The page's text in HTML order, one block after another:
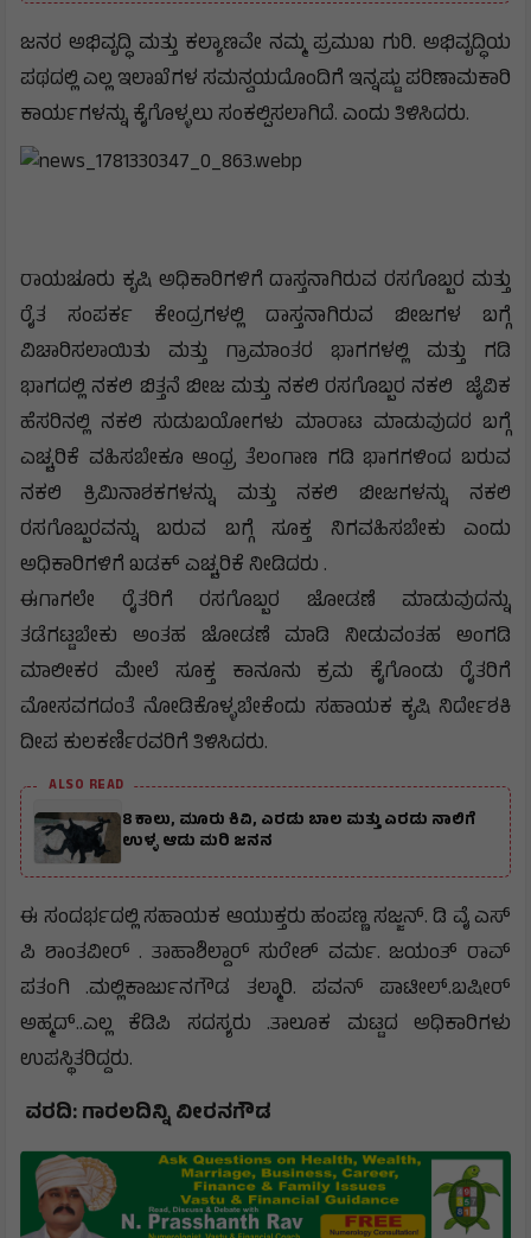
ಜನರ ಅಭಿವೃದ್ಧಿ ಮತ್ತು ಕಲ್ಯಾಣವೇ ನಮ್ಮ ಪ್ರಮುಖ ಗುರಿ. ಅಭಿವೃದ್ಧಿಯ
ಪಥದಲ್ಲಿ ಎಲ್ಲ ಇಲಾಖೆಗಳ ಸಮನ್ವಯದೊಂದಿಗೆ ಇನ್ನಷ್ಟು ಪರಿಣಾಮಕಾರಿ
ಕಾರ್ಯಗಳನ್ನು ಕೈಗೊಳ್ಳಲು ಸಂಕಲ್ಪಿಸಲಾಗಿದೆ. ಎಂದು ತಿಳಿಸಿದರು.
ರಾಯಚೂರು ಕೃಷಿ ಅಧಿಕಾರಿಗಳಿಗೆ ದಾಸ್ತನಾಗಿರುವ ರಸಗೊಬ್ಬರ ಮತ್ತು
ರೈತ ಸಂಪರ್ಕ ಕೇಂದ್ರಗಳಲ್ಲಿ ದಾಸ್ತನಾಗಿರುವ ಬೀಜಗಳ ಬಗ್ಗೆ
ವಿಚಾರಿಸಲಾಯಿತು ಮತ್ತು ಗ್ರಾಮಾಂತರ ಭಾಗಗಳಲ್ಲಿ ಮತ್ತು ಗಡಿ
ಭಾಗದಲ್ಲಿ ನಕಲಿ ಬಿತ್ತನೆ ಬೀಜ ಮತ್ತು ನಕಲಿ ರಸಗೊಬ್ಬರ ನಕಲಿ ಜೈವಿಕ
ಹೆಸರಿನಲ್ಲಿ ನಕಲಿ ಸುಡುಬಯೋಗಳು ಮಾರಾಟ ಮಾಡುವುದರ ಬಗ್ಗೆ
ಎಚ್ಚರಿಕೆ ವಹಿಸಬೇಕೂ ಆಂಧ್ರ ತೆಲಂಗಾಣ ಗಡಿ ಭಾಗಗಳಿಂದ ಬರುವ
ನಕಲಿ ಕ್ರಿಮಿನಾಶಕಗಳನ್ನು ಮತ್ತು ನಕಲಿ ಬೀಜಗಳನ್ನು ನಕಲಿ
ರಸಗೊಬ್ಬರವನ್ನು ಬರುವ ಬಗ್ಗೆ ಸೂಕ್ತ ನಿಗವಹಿಸಬೇಕು ಎಂದು
ಅಧಿಕಾರಿಗಳಿಗೆ ಖಡಕ್ ಎಚ್ಚರಿಕೆ ನೀಡಿದರು .
ಈಗಾಗಲೇ ರೈತರಿಗೆ ರಸಗೊಬ್ಬರ ಜೋಡಣೆ ಮಾಡುವುದನ್ನು
ತಡೆಗಟ್ಟಬೇಕು ಅಂತಹ ಜೋಡಣೆ ಮಾಡಿ ನೀಡುವಂತಹ ಅಂಗಡಿ
ಮಾಲೀಕರ ಮೇಲೆ ಸೂಕ್ತ ಕಾನೂನು ಕ್ರಮ ಕೈಗೊಂಡು ರೈತರಿಗೆ
ಮೋಸವಗದಂತೆ ನೋಡಿಕೊಳ್ಳಬೇಕೆಂದು ಸಹಾಯಕ ಕೃಷಿ ನಿರ್ದೇಶಕಿ
ದೀಪ ಕುಲಕರ್ಣಿರವರಿಗೆ ತಿಳಿಸಿದರು.
ALSO READ
8 ಕಾಲು, ಮೂರು ಕಿವಿ, ಎರಡು ಬಾಲ ಮತ್ತು ಎರಡು ನಾಲಿಗೆ
ಉಳ್ಳ ಆಡು ಮರಿ ಜನನ
ಈ ಸಂದರ್ಭದಲ್ಲಿ ಸಹಾಯಕ ಆಯುಕ್ತರು ಹಂಪಣ್ಣ ಸಜ್ಜನ್. ಡಿ ವೈ ಎಸ್
ಪಿ ಶಾಂತವೀರ್ . ತಾಹಾಶಿಲ್ದಾರ್ ಸುರೇಶ್ ವರ್ಮ. ಜಯಂತ್ ರಾವ್
ಪತಂಗಿ .ಮಲ್ಲಿಕಾರ್ಜುನಗೌಡ ತಲ್ಮಾರಿ. ಪವನ್ ಪಾಟೀಲ್.ಬಷೀರ್
ಅಹ್ಮದ್..ಎಲ್ಲ ಕೆಡಿಪಿ ಸದಸ್ಯರು .ತಾಲೂಕ ಮಟ್ಟದ ಅಧಿಕಾರಿಗಳು
ಉಪಸ್ಥಿತರಿದ್ದರು.
ವರದಿ: ಗಾರಲದಿನ್ನಿ ವೀರನಗೌಡ